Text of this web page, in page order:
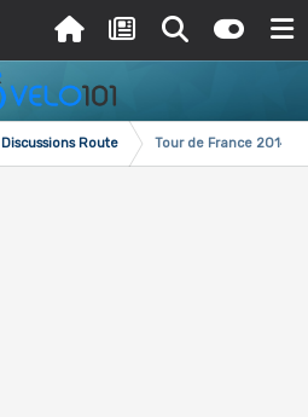
Discussions Route Tour de France 2014